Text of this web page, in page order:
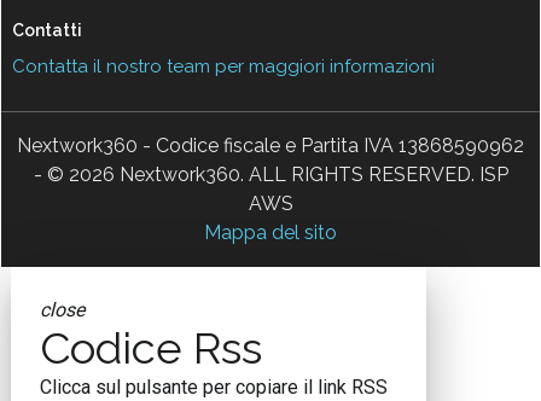
Contatti
Contatta il nostro team per maggiori informazioni
Nextwork360 - Codice fiscale e Partita IVA 13868590962
- © 2026 Nextwork360. ALL RIGHTS RESERVED. ISP
AWS
Mappa del sito
close
Codice Rss
Clicca sul pulsante per copiare il link RSS